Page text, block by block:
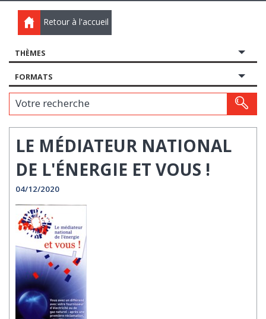
Retour à l'accueil
THÈMES
FORMATS
Votre recherche
LE MÉDIATEUR NATIONAL
DE L'ÉNERGIE ET VOUS !
04/12/2020